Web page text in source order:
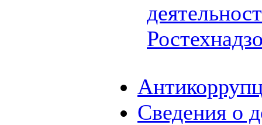
Сведения о